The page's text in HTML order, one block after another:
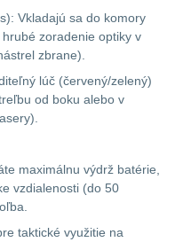
Vkladajú sa do komory
zoradenie optiky v
zbrane).
lúč (červený/zelený)
od boku alebo v
maximálnu výdrž batérie,
vzdialenosti (do 50
taktické využitie na